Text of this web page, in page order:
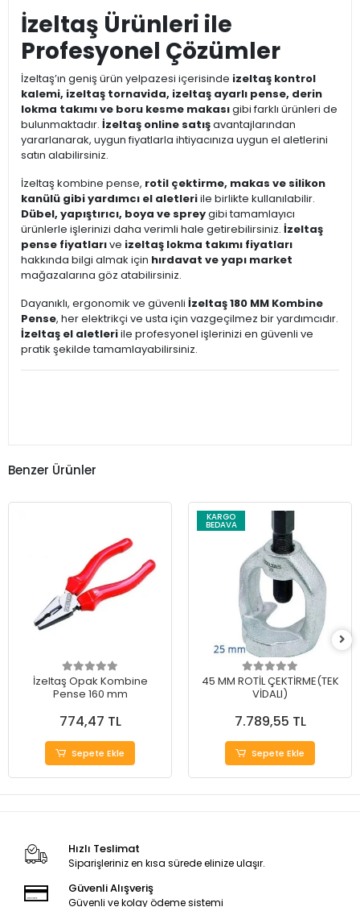
İzeltaş Ürünleri ile
Profesyonel Çözümler
İzeltaş’ın geniş ürün yelpazesi içerisinde izeltaş kontrol
kalemi, izeltaş tornavida, izeltaş ayarlı pense, derin
lokma takımı ve boru kesme makasıgibi farklı ürünleri de
bulunmaktadır. İzeltaş online satışavantajlarından
yararlanarak, uygun fiyatlarla ihtiyacınıza uygun el aletlerini
satın alabilirsiniz.
İzeltaş kombine pense, rotil çektirme, makas ve silikon
kanülü gibi yardımcı el aletleriile birlikte kullanılabilir.
Dübel, yapıştırıcı, boya ve spreygibi tamamlayıcı
ürünlerle işlerinizi daha verimli hale getirebilirsiniz. İzeltaş
pense fiyatlarıve izeltaş lokma takımı fiyatları
hakkında bilgi almak için hırdavat ve yapı market
mağazalarına göz atabilirsiniz.
Dayanıklı, ergonomik ve güvenli İzeltaş 180 MM Kombine
Pense, her elektrikçi ve usta için vazgeçilmez bir yardımcıdır.
İzeltaş el aletleriile profesyonel işlerinizi en güvenli ve
pratik şekilde tamamlayabilirsiniz.
Benzer Ürünler
İzeltaş Opak Kombine
Pense 160 mm
774,47 TL
Sepete Ekle
KARGO
BEDAVA
45 MM ROTİL ÇEKTİRME(TEK
VİDALI)
7.789,55 TL
Sepete Ekle
Hızlı Teslimat
Siparişleriniz en kısa sürede elinize ulaşır.
Güvenli Alışveriş
Güvenli ve kolay ödeme sistemi